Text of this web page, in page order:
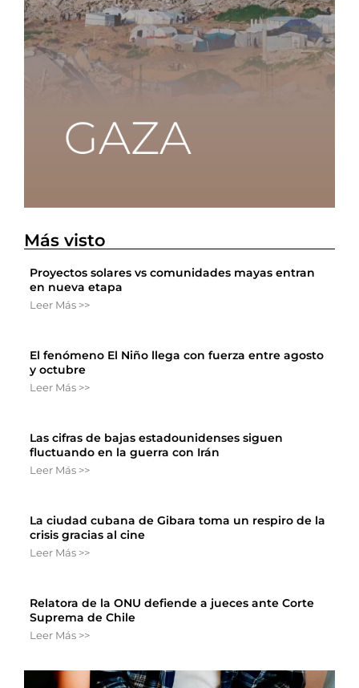
Más visto
Proyectos solares vs comunidades mayas entran
en nueva etapa
Leer Más >>
El fenómeno El Niño llega con fuerza entre agosto
y octubre
Leer Más >>
Las cifras de bajas estadounidenses siguen
fluctuando en la guerra con Irán
Leer Más >>
La ciudad cubana de Gibara toma un respiro de la
crisis gracias al cine
Leer Más >>
Relatora de la ONU defiende a jueces ante Corte
Suprema de Chile
Leer Más >>